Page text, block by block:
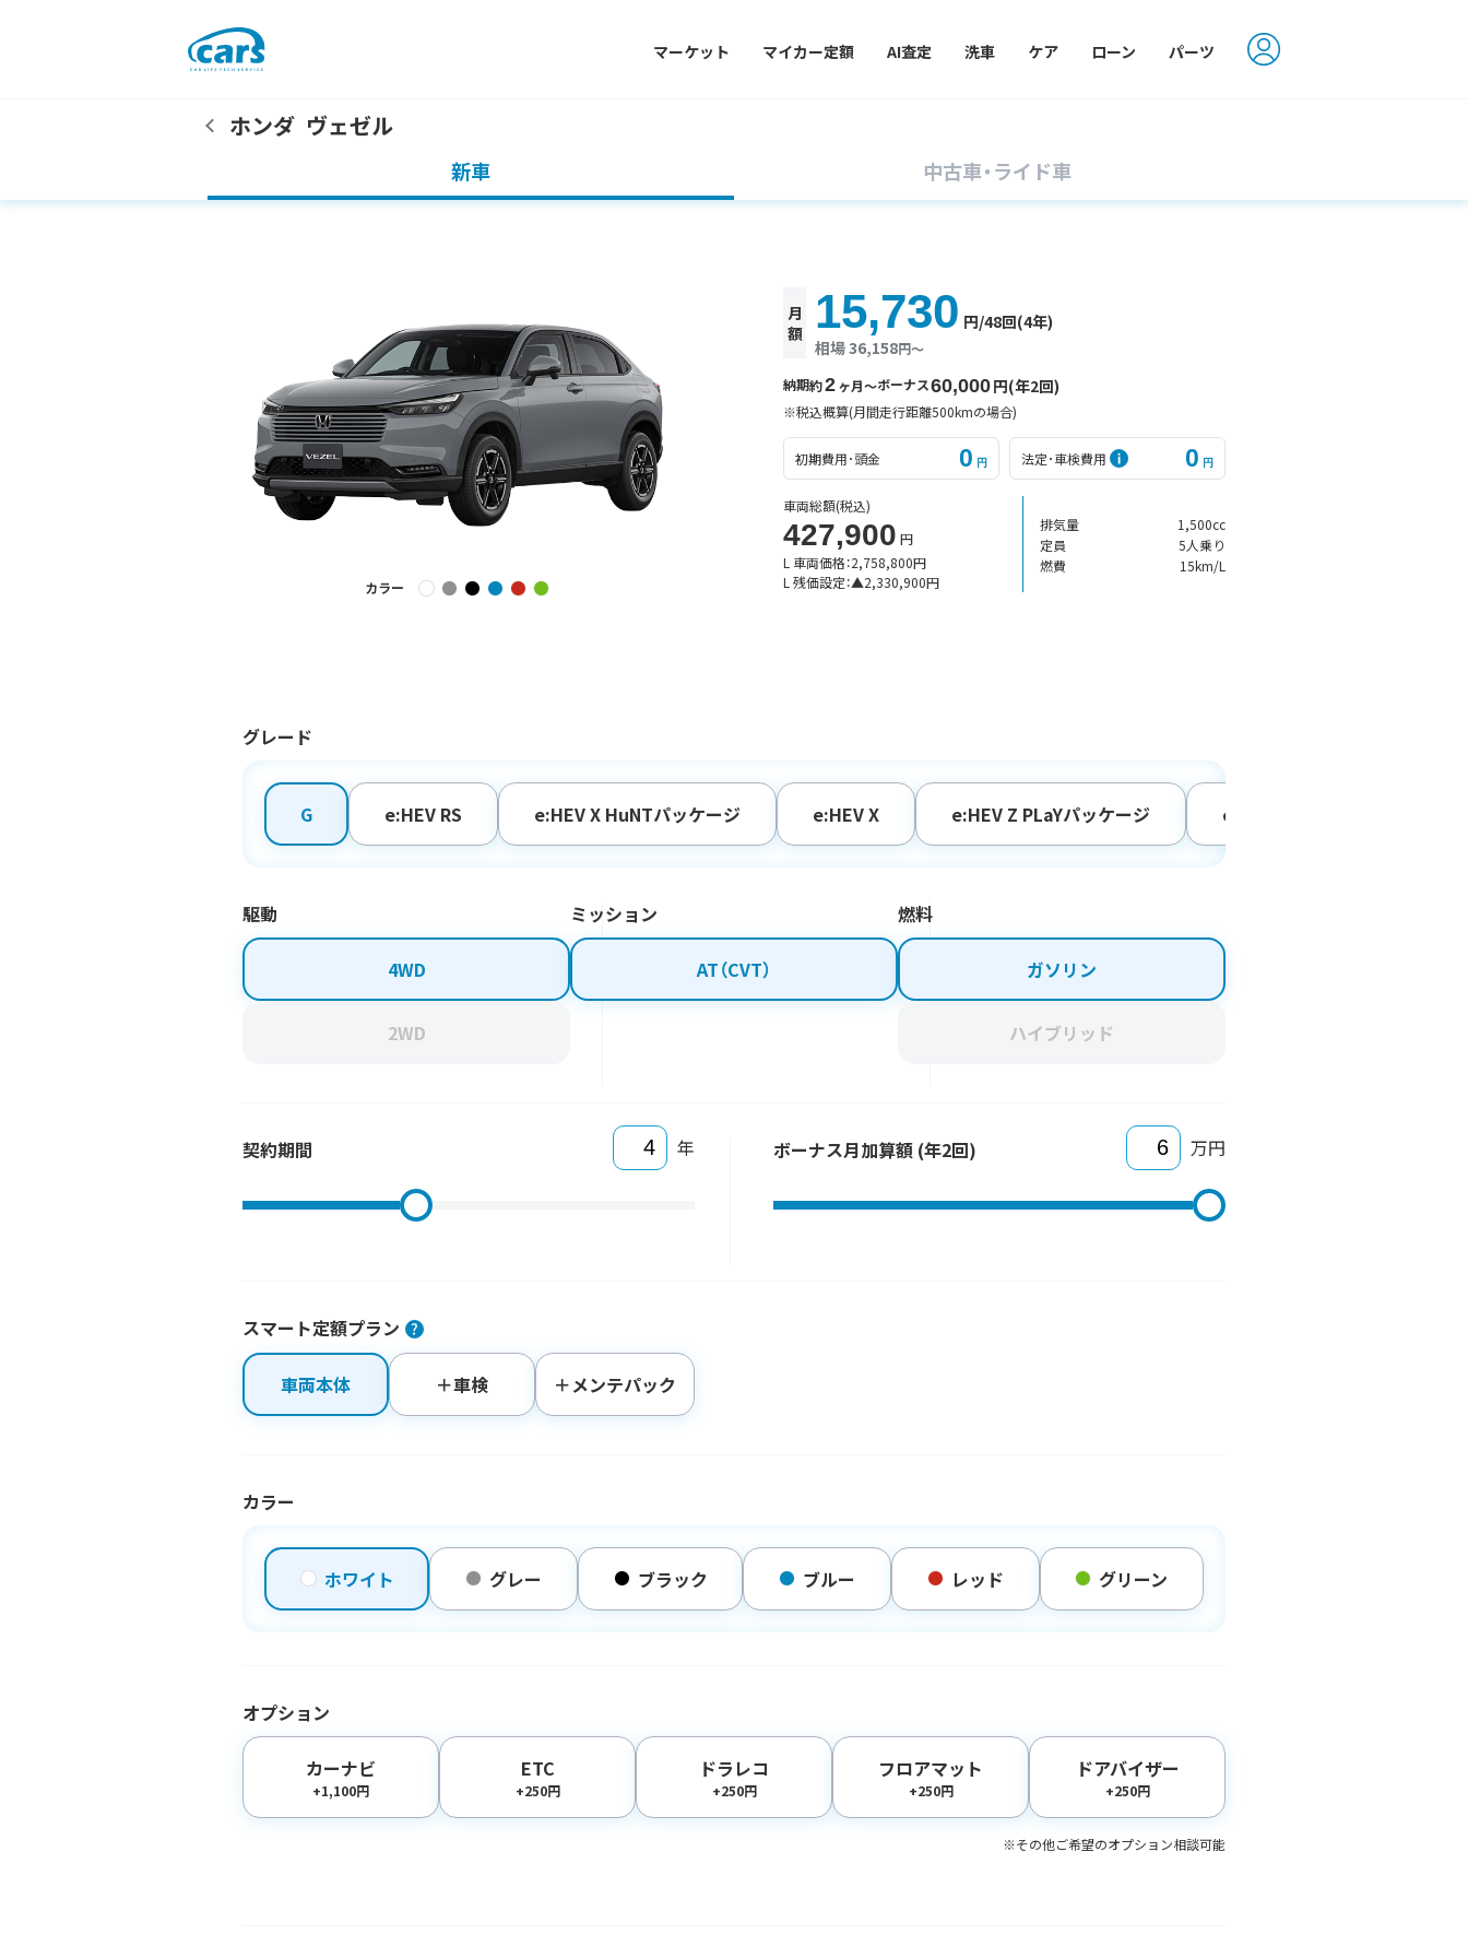
マーケット マイカー定額 AI査定 洗車 ケア ローン パーツ
ホンダ ヴェゼル
新車 中古車・ライド車
カラー
月
額
相場 36,158円〜
15,730 円/48回(4年)
納期約2ヶ月〜ボーナス60,000円(年2回)
※税込概算(月間走行距離500kmの場合)
初期費用･頭金 0 円 法定･車検費用 0 円
車両総額(税込)
427,900 円
L 車両価格：2,758,800円
L 残価設定：▲2,330,900円
排気量
1,500cc
定員
5人乗り
燃費
15km/L
グレード
G e:HEV RS e:HEV X HuNTパッケージ e:HEV X e:HEV Z PLaYパッケージ e:HEV Z PLaYパッケージ パ
駆動
4WD
2WD
ミッション
AT（CVT）
燃料
ガソリン
ハイブリッド
契約期間 年 ボーナス月加算額 (年2回) 万円
スマート定額プラン
車両本体 ＋車検 ＋メンテパック
カラー
ホワイト グレー ブラック ブルー レッド グリーン
オプション
カーナビ
+1,100円
ETC
+250円
ドラレコ
+250円
フロアマット
+250円
ドアバイザー
+250円
※その他ご希望のオプション相談可能